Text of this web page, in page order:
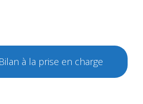
à la prise en charge